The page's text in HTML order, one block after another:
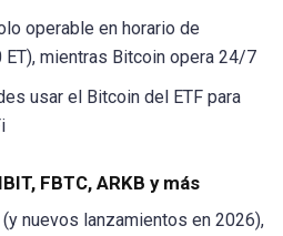
operable en horario de
ET), mientras Bitcoin opera 24/7
usar el Bitcoin del ETF para
FBTC, ARKB y más
nuevos lanzamientos en 2026),